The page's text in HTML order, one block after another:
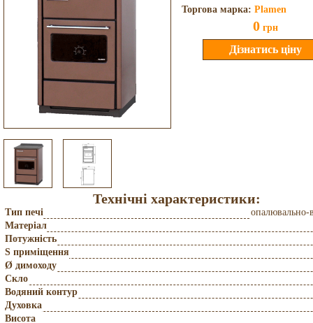
Торгова марка: Plamen
0 грн
Технічні характеристики:
Тип печі
опалювально-
Матеріал
Потужність
S приміщення
Ø димоходу
Скло
Водяний контур
Духовка
Висота